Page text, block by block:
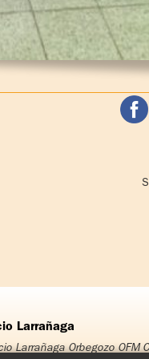
Larrañaga
Larrañaga Orbegozo OFM